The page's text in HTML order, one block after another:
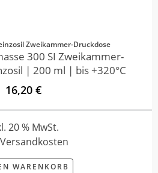
Zweikammer-Druckdose
300 SI Zweikammer-
| 200 ml | bis +320°C
16,20 €
20 % MwSt.
WARENKORB